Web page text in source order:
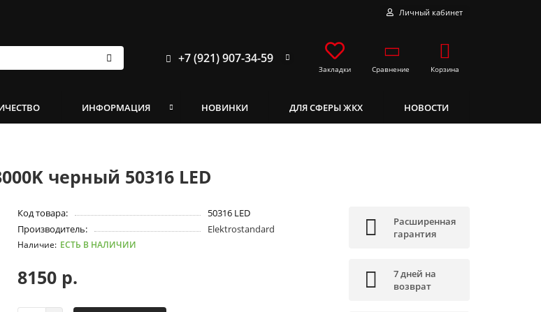
Личный кабинет
+7 (921) 907-34-59
Закладки Сравнение Корзина
ИНФОРМАЦИЯ НОВИНКИ ДЛЯ СФЕРЫ ЖКХ НОВОСТИ
черный 50316 LED
Код товара:
50316 LED
Производитель:
Elektrostandard
ЕСТЬ В НАЛИЧИИ
8150 р.
Расширенная
гарантия
7 дней на
возврат